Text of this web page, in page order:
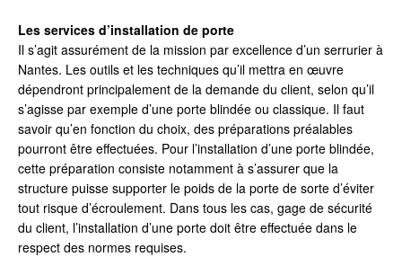
Les services d’installation de porte
Il s’agit assurément de la mission par excellence d’un serrurier à
Nantes. Les outils et les techniques qu’il mettra en œuvre
dépendront principalement de la demande du client, selon qu’il
s’agisse par exemple d’une porte blindée ou classique. Il faut
savoir qu’en fonction du choix, des préparations préalables
pourront être effectuées. Pour l’installation d’une porte blindée,
cette préparation consiste notamment à s’assurer que la
structure puisse supporter le poids de la porte de sorte d’éviter
tout risque d’écroulement. Dans tous les cas, gage de sécurité
du client, l’installation d’une porte doit être effectuée dans le
respect des normes requises.